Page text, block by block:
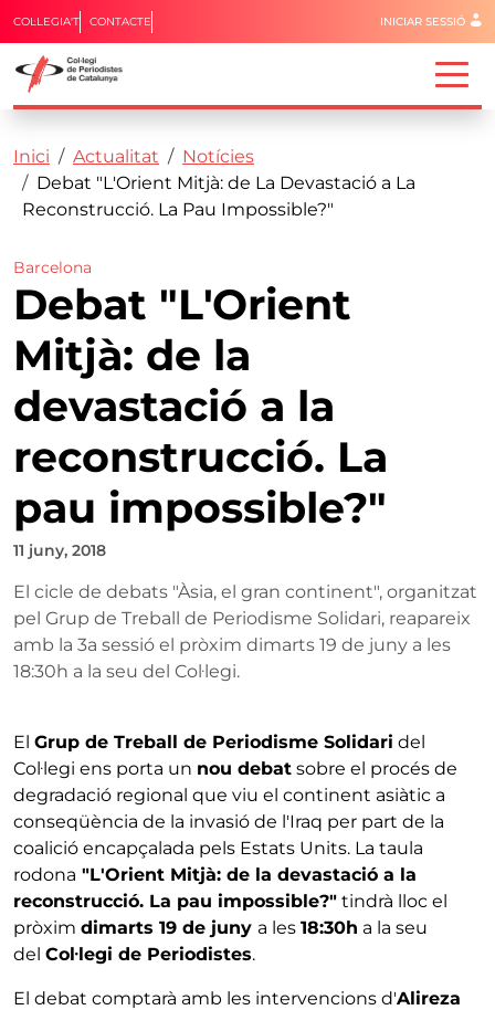
Vés al contingut
Capçalera
COL·LEGIA'T CONTACTE Menú del
INICIAR SESSIÓ
Fil d'ariadna
Inici Actualitat
Notícies
Debat "L'Orient Mitjà: de La Devastació a La
Reconstrucció. La Pau Impossible?"
Barcelona
Debat "L'Orient
Mitjà: de la
devastació a la
reconstrucció. La
pau impossible?"
11 juny, 2018
El cicle de debats "Àsia, el gran continent", organitzat
pel Grup de Treball de Periodisme Solidari, reapareix
amb la 3a sessió el pròxim dimarts 19 de juny a les
18:30h a la seu del Col·legi.
El Grup de Treball de Periodisme Solidari del
Col·legi ens porta un nou debat sobre el procés de
degradació regional que viu el continent asiàtic a
conseqüència de la invasió de l'Iraq per part de la
coalició encapçalada pels Estats Units. La taula
rodona "L'Orient Mitjà: de la devastació a la
reconstrucció. La pau impossible?" tindrà lloc el
pròxim dimarts 19 de juny a les 18:30h a la seu
del Col·legi de Periodistes.
El debat comptarà amb les intervencions d'Alireza